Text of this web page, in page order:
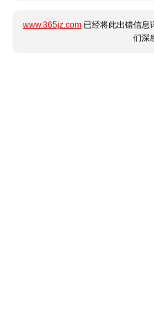
www.365jz.com 已经将此出错信息
们深